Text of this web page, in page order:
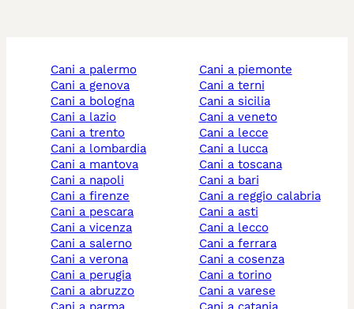
cani a palermo
cani a genova
cani a bologna
cani a lazio
cani a trento
cani a lombardia
cani a mantova
cani a napoli
cani a firenze
cani a pescara
cani a vicenza
cani a salerno
cani a verona
cani a perugia
cani a abruzzo
cani a piemonte
cani a terni
cani a sicilia
cani a veneto
cani a lecce
cani a lucca
cani a toscana
cani a bari
cani a reggio calabria
cani a asti
cani a lecco
cani a ferrara
cani a cosenza
cani a torino
cani a varese